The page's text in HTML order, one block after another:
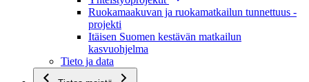
Ruokamaakuvan ja ruokamatkailun tunnettuus -
projekti
Itäisen Suomen kestävän matkailun
kasvuohjelma
Tieto ja data